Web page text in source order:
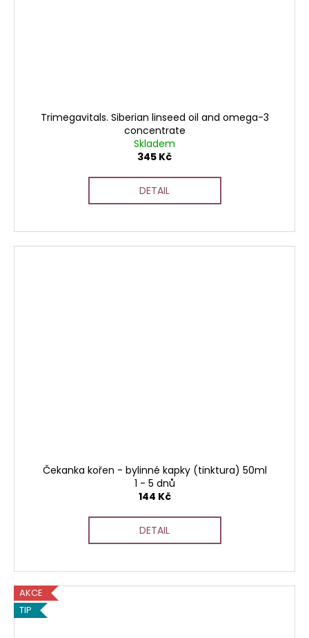
Trimegavitals. Siberian linseed oil and omega-3
concentrate
Skladem
345 Kč
DETAIL
Čekanka kořen - bylinné kapky (tinktura) 50ml
1 - 5 dnů
144 Kč
DETAIL
AKCE
TIP